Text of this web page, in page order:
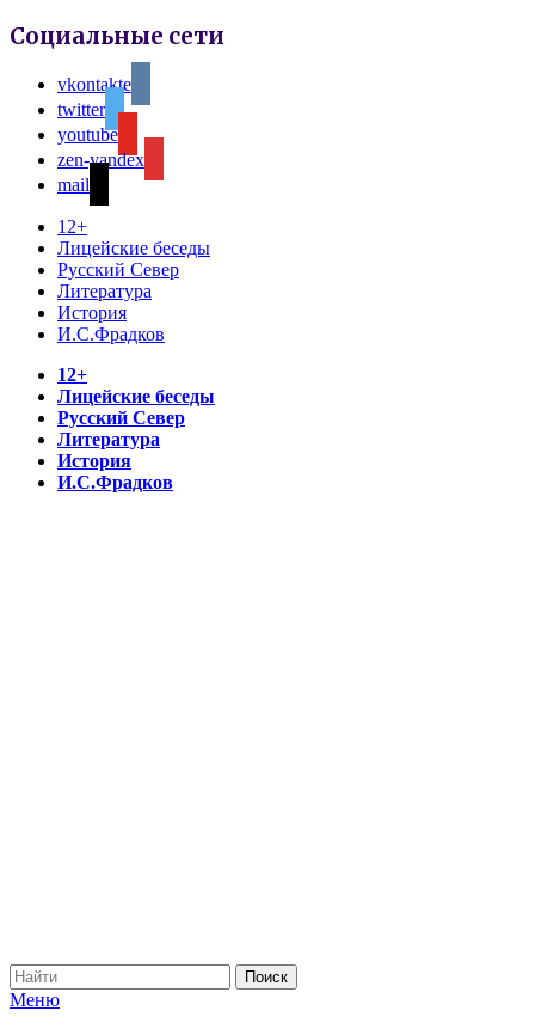
Социальные сети
vkontakte
twitter
youtube
zen-yandex
mail
12+
Лицейские беседы
Русский Север
Литература
История
И.С.Фрадков
12+
Лицейские беседы
Русский Север
Литература
История
И.С.Фрадков
Меню